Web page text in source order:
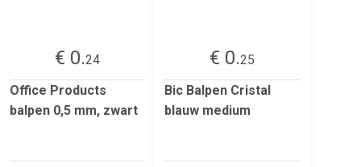
€ 0.24
Office Products
balpen 0,5 mm, zwart
€ 0.25
Bic Balpen Cristal
blauw medium